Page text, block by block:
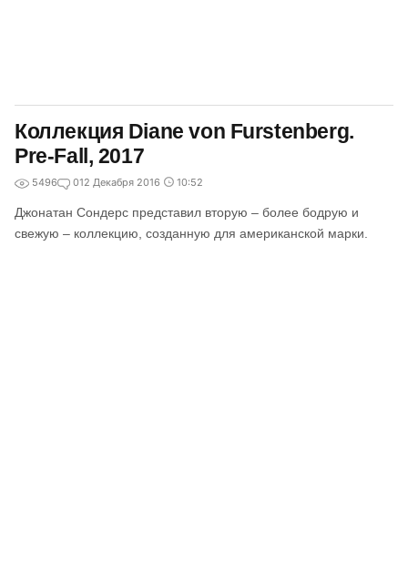
Коллекция Diane von Furstenberg.
Pre-Fall, 2017
5496 012 Декабря 2016 10:52
Джонатан Сондерс представил вторую – более бодрую и
свежую – коллекцию, созданную для американской марки.